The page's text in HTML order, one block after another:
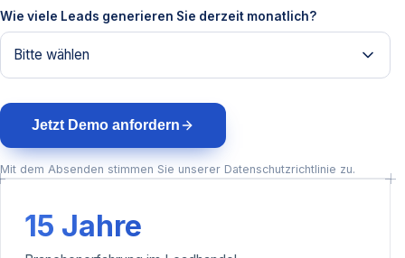
Wie viele Leads generieren Sie derzeit monatlich?
Jetzt Demo anfordern
Mit dem Absenden stimmen Sie unserer Datenschutzrichtlinie zu.
15 Jahre